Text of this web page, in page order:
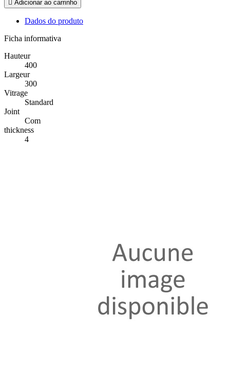
 Adicionar ao carrinho
Dados do produto
Ficha informativa
Hauteur
400
Largeur
300
Vitrage
Standard
Joint
Com
thickness
4